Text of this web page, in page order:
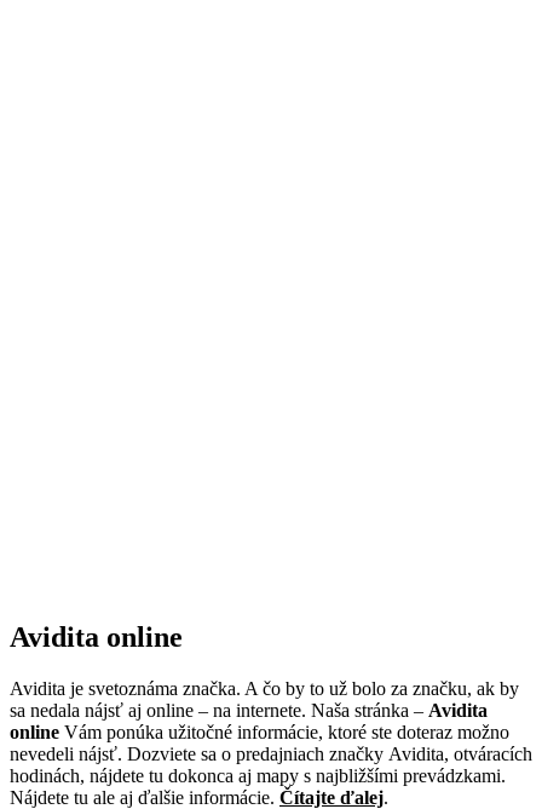
Avidita online
Avidita je svetoznáma značka. A čo by to už bolo za značku, ak by
sa nedala nájsť aj online – na internete. Naša stránka – Avidita
online Vám ponúka užitočné informácie, ktoré ste doteraz možno
nevedeli nájsť. Dozviete sa o predajniach značky Avidita, otváracích
hodinách, nájdete tu dokonca aj mapy s najbližšími prevádzkami.
Nájdete tu ale aj ďalšie informácie. Čítajte ďalej.